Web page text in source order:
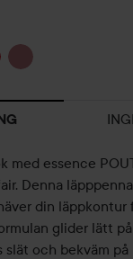
med essence
Denna
din läppkontur
glider lätt
och bekväm på